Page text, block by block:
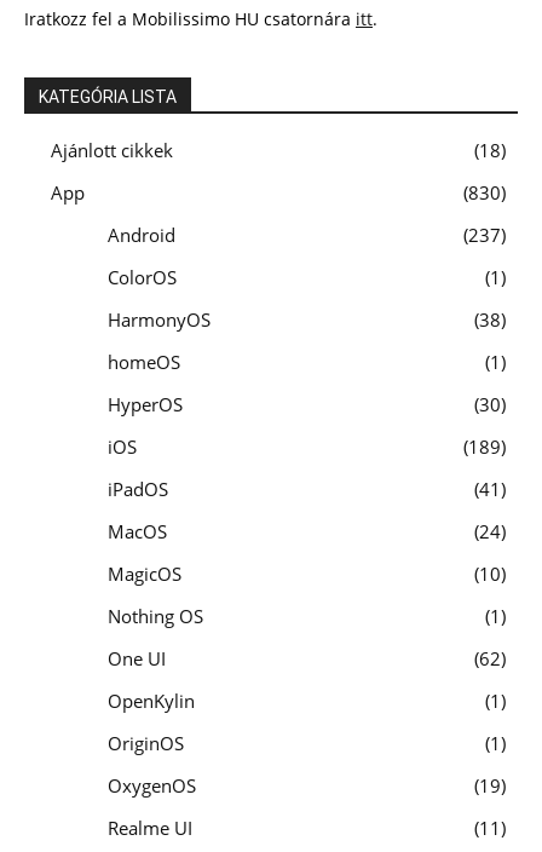
Iratkozz fel a Mobilissimo HU csatornára itt.
KATEGÓRIA LISTA
Ajánlott cikkek
18
App
830
Android
237
ColorOS
1
HarmonyOS
38
homeOS
1
HyperOS
30
iOS
189
iPadOS
41
MacOS
24
MagicOS
10
Nothing OS
1
One UI
62
OpenKylin
1
OriginOS
1
OxygenOS
19
Realme UI
11